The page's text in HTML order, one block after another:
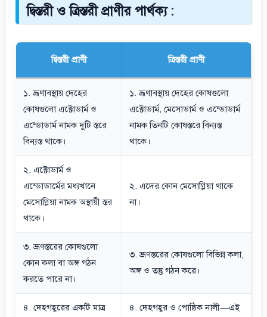
দ্বিস্তরী ও ত্রিস্তরী প্রাণীর পার্থক্য :
দ্বিস্তরী প্রাণী ত্রিস্তরী প্রাণী
১. ভ্রূণাবস্থায় দেহের
কোষগুলো এক্টোডার্ম ও
এন্ডোডার্ম নামক দুটি স্তরে
বিন্যস্ত থাকে।
১. ভ্রূণাবস্থায় দেহের কোষগুলো
এক্টোডার্ম, মেসোডার্ম ও এন্ডোডার্ম
নামক তিনটি কোষস্তরে বিন্যস্ত
থাকে।
২. এক্টোডার্ম ও
এন্ডোডার্মের মধ্যখানে
মেসোগ্লিয়া নামক অস্থায়ী স্তর
থাকে।
২. এদের কোন মেসোগ্লিয়া থাকে
না।
৩. ভ্রূণস্তরের কোষগুলো
কোন কলা বা অঙ্গ গঠন
করতে পারে না।
৩. ভ্রূণস্তরের কোষগুলো বিভিন্ন কলা,
অঙ্গ ও তন্তু গঠন করে।
৪. দেহগহ্বরের একটি মাত্র
৪. দেহগহ্বর ও পোষ্ঠিক নালী—এই